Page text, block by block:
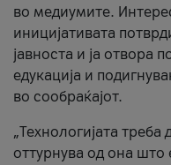
во медиумите.
иницијативата
јавноста и ја отвора
едукација и
во сообраќајот.
„Технологијата
оттурнува од она што